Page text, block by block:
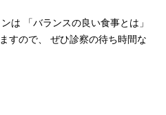
は 「バランスの良い食事とは」
すので、 ぜひ診察の待ち時間な